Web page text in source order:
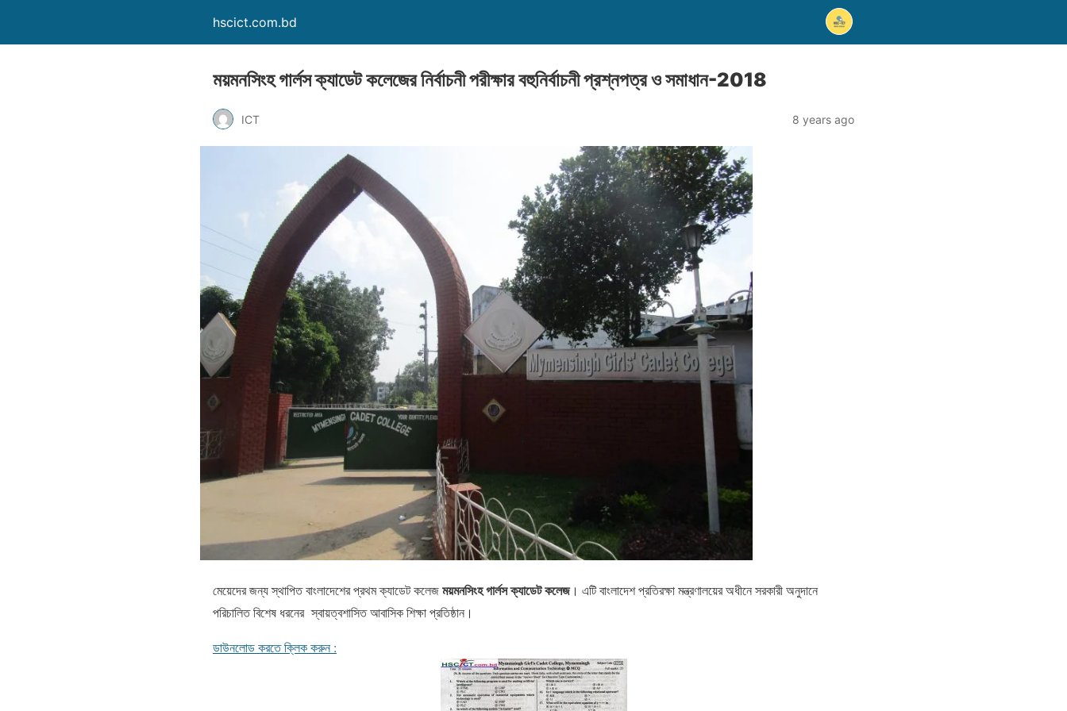
hscict.com.bd
ময়মনসিংহ গার্লস ক্যাডেট কলেজের নির্বাচনী পরীক্ষার বহুনির্বাচনী প্রশ্নপত্র ও সমাধান-2018
ICT 8 years ago
মেয়েদের জন্য স্থাপিত বাংলাদেশের প্রথম ক্যাডেট কলেজময়মনসিংহ গার্লস ক্যাডেট কলেজ। এটি বাংলাদেশ প্রতিরক্ষা মন্ত্রণালয়ের অধীনে সরকারী অনুদানে
পরিচালিত বিশেষ ধরনের স্বায়ত্বশাসিত আবাসিক শিক্ষা প্রতিষ্ঠান।
ডাউনলোড করতে ক্লিক করুন :